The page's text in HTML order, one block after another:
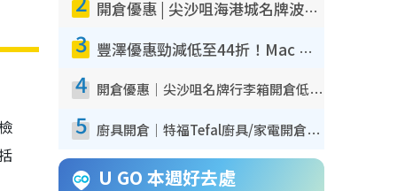
開倉優惠 | 尖沙咀海港城名牌波鞋開倉低至1折！On鞋$899起／Joy&Peace鞋履$98起
3 豐澤優惠勁減低至44折！Mac mini/iPhone17Pro大減價！廚房家電$220起
4 開倉優惠｜尖沙咀名牌行李箱開倉低至4折！一連5日 American Tourister/ace./Hallmark $200起！
5 廚具開倉｜特福Tefal廚具/家電開倉低至3折！$220起買平底鍋/炒鑊/湯煲！電飯煲/吸塵機/燙斗$418起
U GO 本週好去處